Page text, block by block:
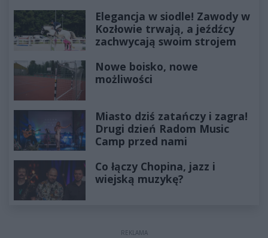
Elegancja w siodle! Zawody w
Kozłowie trwają, a jeźdźcy
zachwycają swoim strojem
Nowe boisko, nowe
możliwości
Miasto dziś zatańczy i zagra!
Drugi dzień Radom Music
Camp przed nami
Co łączy Chopina, jazz i
wiejską muzykę?
REKLAMA